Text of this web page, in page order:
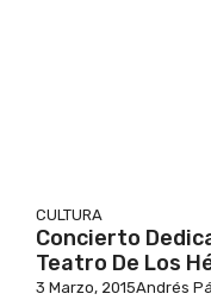
CULTURA
Concierto
Teatro De Los
3 Marzo, 2015Andrés